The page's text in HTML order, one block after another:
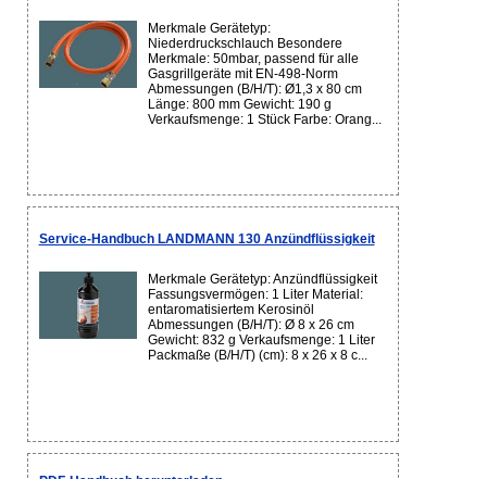
Merkmale Gerätetyp:
Niederdruckschlauch Besondere
Merkmale: 50mbar, passend für alle
Gasgrillgeräte mit EN-498-Norm
Abmessungen (B/H/T): Ø1,3 x 80 cm
Länge: 800 mm Gewicht: 190 g
Verkaufsmenge: 1 Stück Farbe: Orang...
Service-Handbuch LANDMANN 130 Anzündflüssigkeit
Merkmale Gerätetyp: Anzündflüssigkeit
Fassungsvermögen: 1 Liter Material:
entaromatisiertem Kerosinöl
Abmessungen (B/H/T): Ø 8 x 26 cm
Gewicht: 832 g Verkaufsmenge: 1 Liter
Packmaße (B/H/T) (cm): 8 x 26 x 8 c...